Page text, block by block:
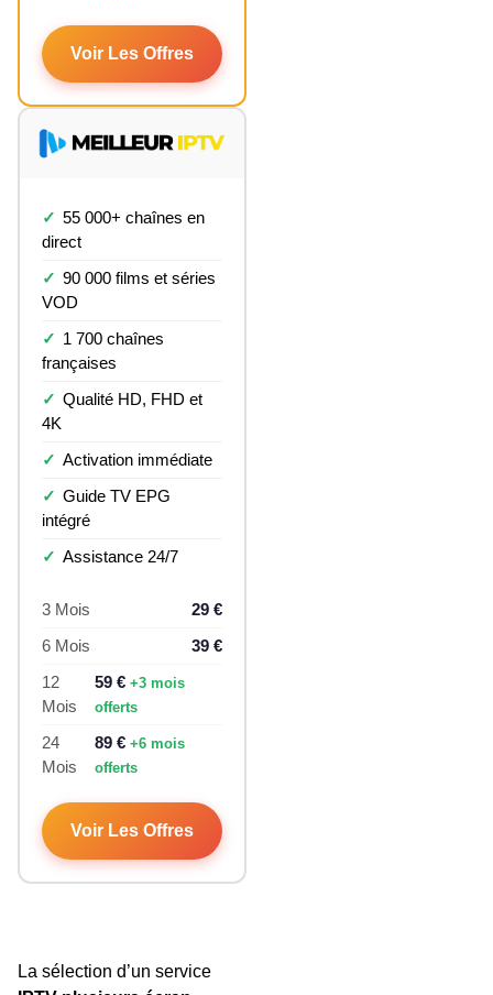
Voir Les Offres
55 000+ chaînes en
direct
90 000 films et séries
VOD
1 700 chaînes
françaises
Qualité HD, FHD et
4K
Activation immédiate
Guide TV EPG
intégré
Assistance 24/7
3 Mois
29 €
6 Mois
39 €
12
Mois
59 €+3 mois
offerts
24
Mois
89 €+6 mois
offerts
Voir Les Offres
La sélection d’un service